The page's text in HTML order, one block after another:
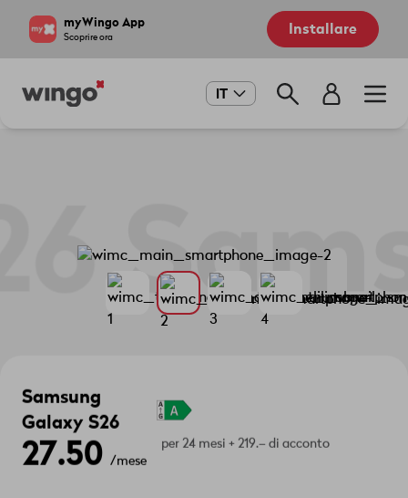
myWingo App
Scoprire ora Installare
Main
IT
Samsung
Galaxy S26
27.50 /mese
per 24 mesi + 219.– di acconto